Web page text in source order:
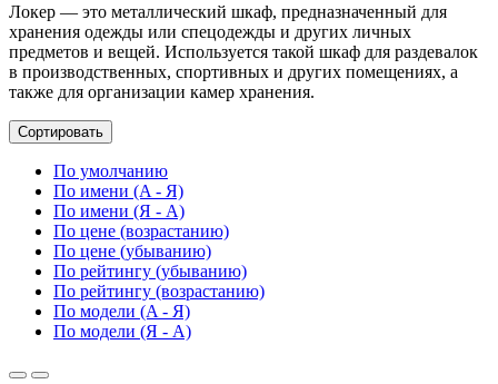
Локер — это металлический шкаф, предназначенный для
хранения одежды или спецодежды и других личных
предметов и вещей. Используется такой шкаф для раздевалок
в производственных, спортивных и других помещениях, а
также для организации камер хранения.
Сортировать
По умолчанию
По имени (A - Я)
По имени (Я - A)
По цене (возрастанию)
По цене (убыванию)
По рейтингу (убыванию)
По рейтингу (возрастанию)
По модели (A - Я)
По модели (Я - A)